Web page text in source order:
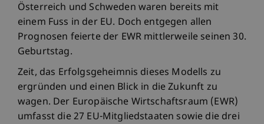
Österreich und Schweden waren bereits mit
einem Fuss in der EU. Doch entgegen allen
Prognosen feierte der EWR mittlerweile seinen 30.
Geburtstag.
Zeit, das Erfolgsgeheimnis dieses Modells zu
ergründen und einen Blick in die Zukunft zu
wagen. Der Europäische Wirtschaftsraum (EWR)
umfasst die 27 EU-Mitgliedstaaten sowie die drei